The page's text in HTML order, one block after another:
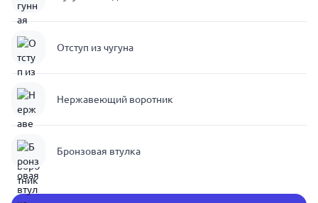
Отступ из чугуна
Нержавеющий воротник
Бронзовая втулка